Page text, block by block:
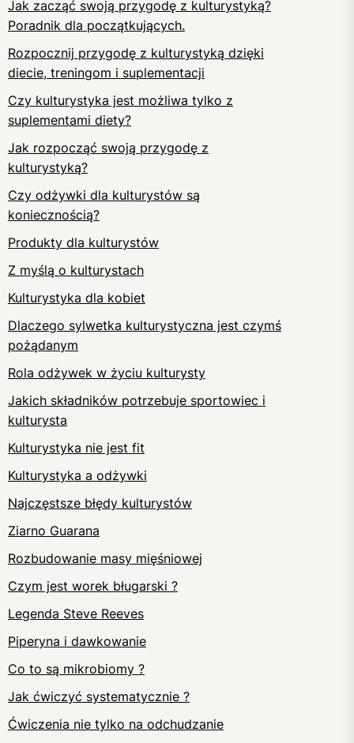
Jak zacząć swoją przygodę z kulturystyką?
Poradnik dla początkujących.
Rozpocznij przygodę z kulturystyką dzięki
diecie, treningom i suplementacji
Czy kulturystyka jest możliwa tylko z
suplementami diety?
Jak rozpocząć swoją przygodę z
kulturystyką?
Czy odżywki dla kulturystów są
koniecznością?
Produkty dla kulturystów
Z myślą o kulturystach
Kulturystyka dla kobiet
Dlaczego sylwetka kulturystyczna jest czymś
pożądanym
Rola odżywek w życiu kulturysty
Jakich składników potrzebuje sportowiec i
kulturysta
Kulturystyka nie jest fit
Kulturystyka a odżywki
Najczęstsze błędy kulturystów
Ziarno Guarana
Rozbudowanie masy mięśniowej
Czym jest worek bługarski ?
Legenda Steve Reeves
Piperyna i dawkowanie
Co to są mikrobiomy ?
Jak ćwiczyć systematycznie ?
Ćwiczenia nie tylko na odchudzanie